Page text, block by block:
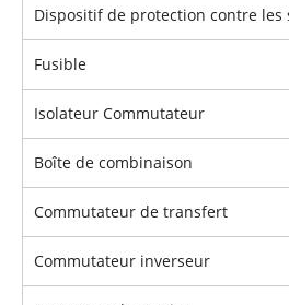
Dispositif de protection contre les
Fusible
Isolateur Commutateur
Boîte de combinaison
Commutateur de transfert
Commutateur inverseur